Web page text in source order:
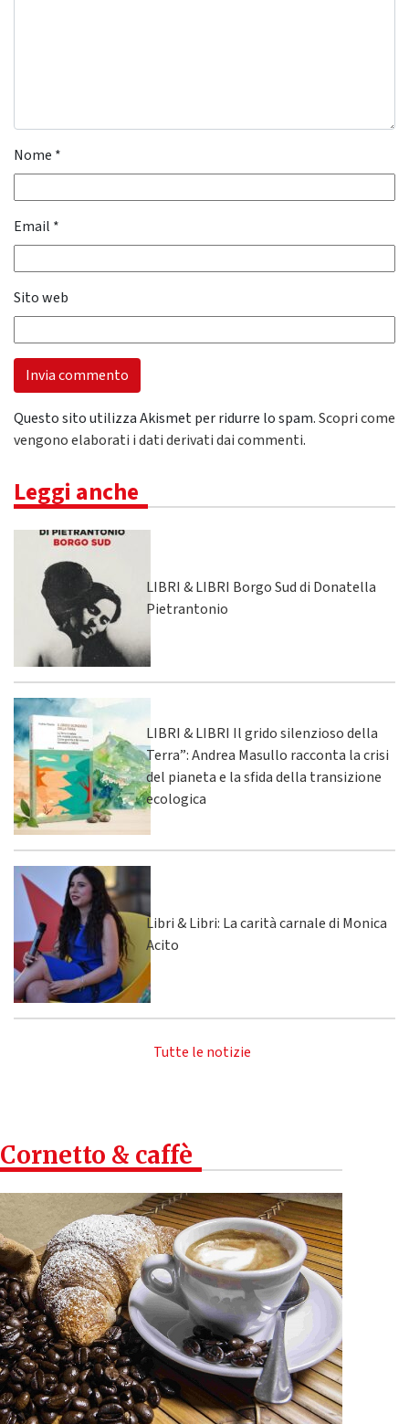
Nome *
Email *
Sito web
Questo sito utilizza Akismet per ridurre lo spam.Scopri come
vengono elaborati i dati derivati dai commenti.
Leggi anche
LIBRI & LIBRI Borgo Sud di Donatella
Pietrantonio
LIBRI & LIBRI Il grido silenzioso della
Terra”: Andrea Masullo racconta la crisi
del pianeta e la sfida della transizione
ecologica
Libri & Libri: La carità carnale di Monica
Acito
Tutte le notizie
Cornetto & caffè